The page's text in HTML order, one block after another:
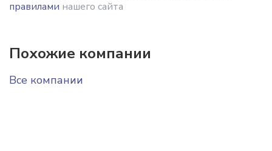
правилами нашего сайта
Похожие компании
Все компании